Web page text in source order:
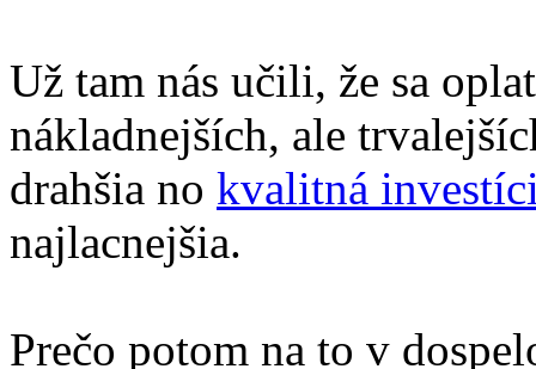
Už tam nás učili, že sa
nákladnejších, ale
drahšia no kvalitná
najlacnejšia.
Prečo potom na to v